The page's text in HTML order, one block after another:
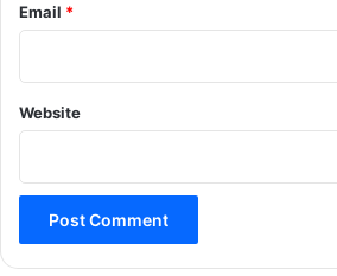
Email *
Website